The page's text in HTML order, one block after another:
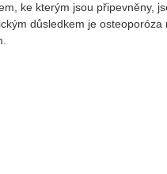
ke kterým jsou připevněny,
důsledkem je